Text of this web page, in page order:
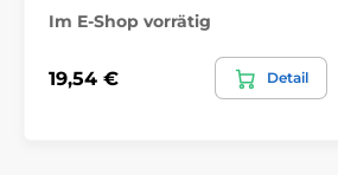
Im E-Shop vorrätig
19,54 € Detail